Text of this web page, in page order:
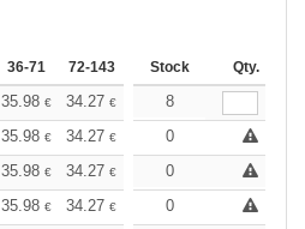
36-71 72-143 144-287 288 +
Stock Qty.
35.98 € 34.27 € 32.56
8
35.98 € 34.27 € 32.56 €
0
35.98 € 34.27 € 32.56 €
0
35.98 € 34.27 € 32.56 €
0